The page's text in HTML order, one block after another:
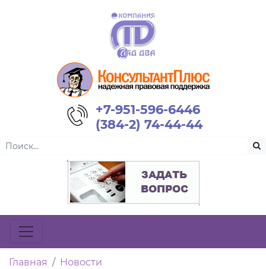
+7-951-596-6446
(384-2) 74-44-44
Главная
Новости